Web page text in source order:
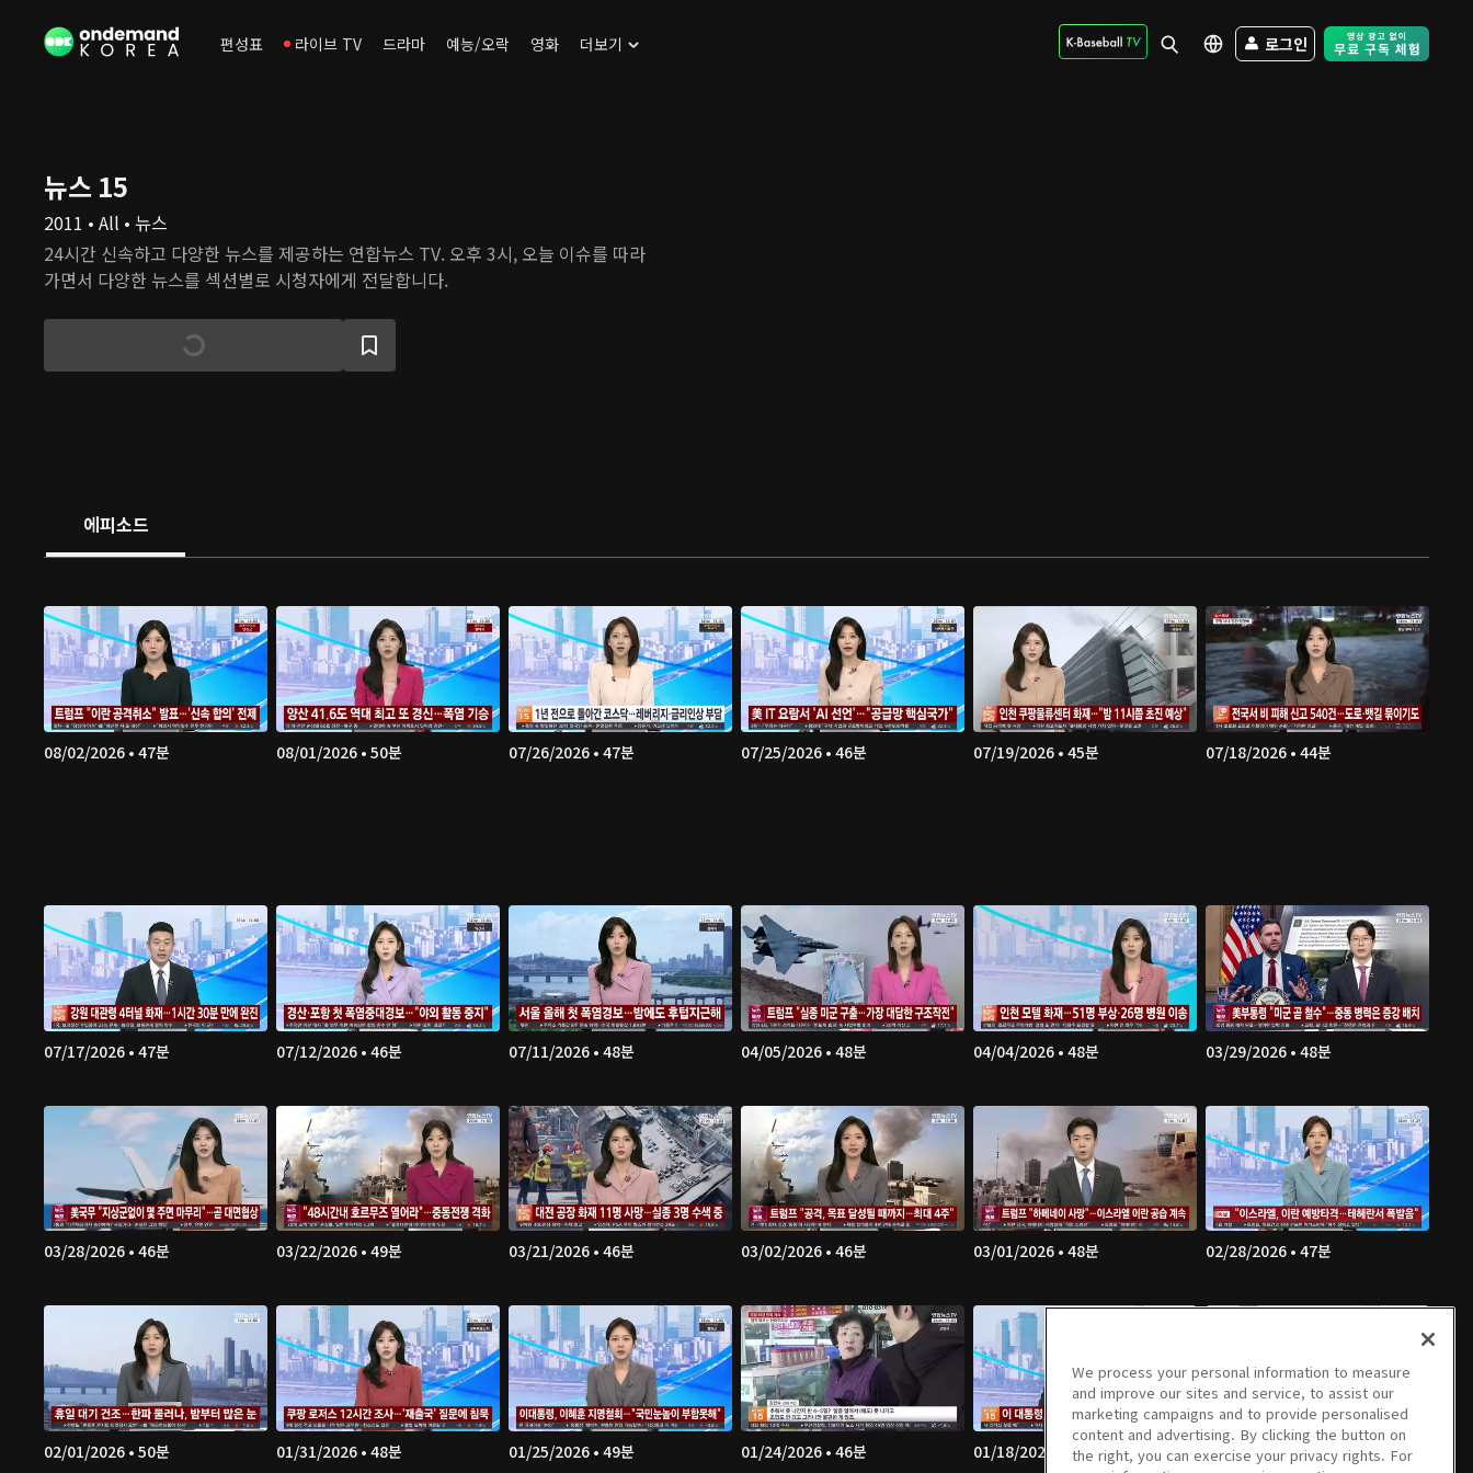
편성표 라이브 TV 드라마 예능/오락 영화 더보기 로그인 Free Trial -
뉴스 15
2011 • All • 뉴스
24시간 신속하고 다양한 뉴스를 제공하는 연합뉴스 TV. 오후 3시, 오늘 이슈를 따라
가면서 다양한 뉴스를 섹션별로 시청자에게 전달합니다.
에피소드
08/02/2026 • 47분 08/01/2026 • 50분 07/26/2026 • 47분 07/25/2026 • 46분 07/19/2026 • 45분 07/18/2026 • 44분
07/17/2026 • 47분 07/12/2026 • 46분 07/11/2026 • 48분 04/05/2026 • 48분 04/04/2026 • 48분 03/29/2026 • 48분
03/28/2026 • 46분 03/22/2026 • 49분 03/21/2026 • 46분 03/02/2026 • 46분 03/01/2026 • 48분 02/28/2026 • 47분
02/01/2026 • 50분 01/31/2026 • 48분 01/25/2026 • 49분 01/24/2026 • 46분 01/18/2026 • 46분 01/17/2026 • 47분
We process your personal information to measure
and improve our sites and service, to assist our
marketing campaigns and to provide personalised
content and advertising. By clicking the button on
the right, you can exercise your privacy rights. For